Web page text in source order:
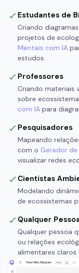
Estudantes de
Criando
projetos de
Mentais com IA
estudos.
Professores
Criando materiais
sobre
com IA para
Pesquisadores
Mapeando
com o Gerador de
visualizar redes
Cientistas
Modelando
de ecossistemas
Qualquer
Qualquer pessoa
ou relações
alimentares